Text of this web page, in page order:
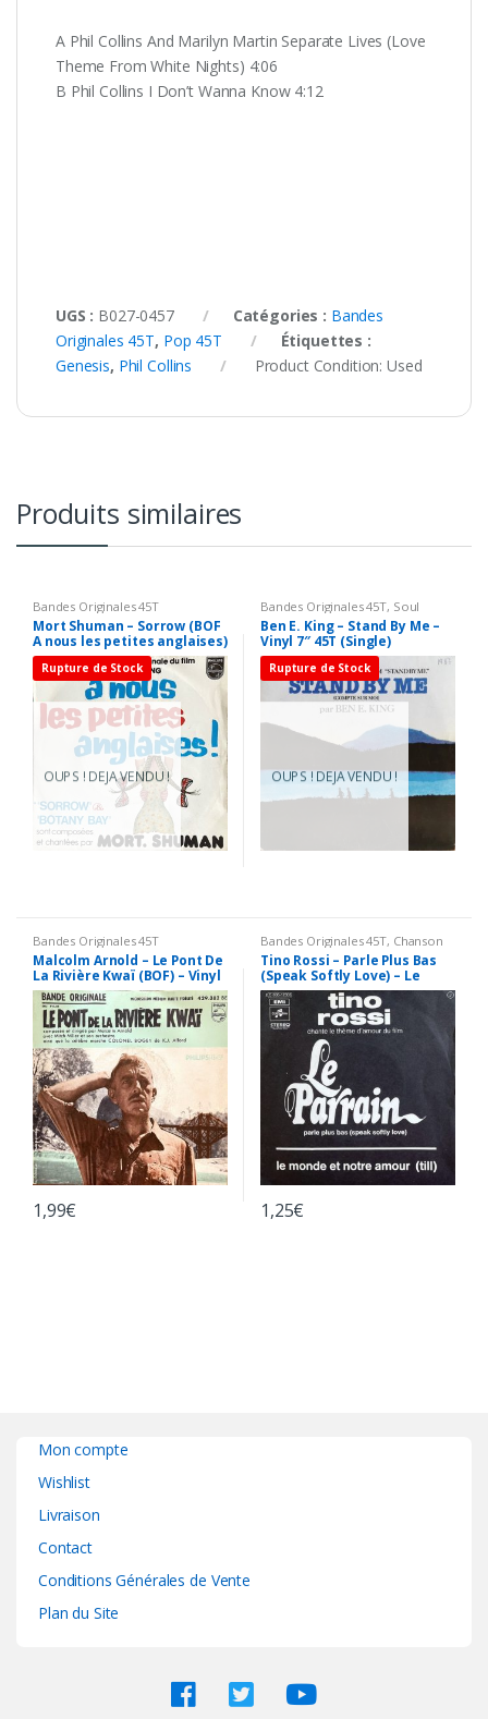
A Phil Collins And Marilyn Martin Separate Lives (Love
Theme From White Nights) 4:06
B Phil Collins I Don’t Wanna Know 4:12
UGS : B027-0457 Catégories : Bandes
Originales 45T, Pop 45T
Étiquettes :
Genesis, Phil Collins Product Condition:Used
Produits similaires
Bandes Originales 45T
Mort Shuman – Sorrow (BOF
A nous les petites anglaises)
– Vinyl 7″ 45T (Single)
Rupture de Stock
OUPS ! DEJA VENDU !
Bandes Originales 45T, Soul
Music 45T
Ben E. King – Stand By Me –
Vinyl 7″ 45T (Single)
Rupture de Stock
OUPS ! DEJA VENDU !
Bandes Originales 45T
Malcolm Arnold – Le Pont De
La Rivière Kwaï (BOF) – Vinyl
7″ 45T (EP)
1,99€
Bandes Originales 45T, Chanson
Francaise 45T
Tino Rossi – Parle Plus Bas
(Speak Softly Love) – Le
Parrain – Vinyl 7″ 45T (Single)
1,25€
Mon compte
Wishlist
Livraison
Contact
Conditions Générales de Vente
Plan du Site